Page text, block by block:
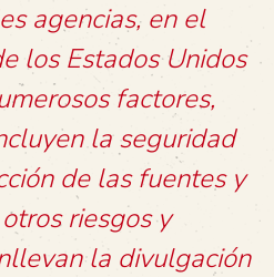
agencias, en el
los Estados Unidos
factores,
la seguridad
de las fuentes y
riesgos y
la divulgación